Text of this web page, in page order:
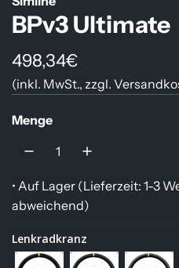
BPv3 Ultimate
R
e
g
ä
e
498,34€
(inkl. MwSt., zzgl.
Menge
• Auf Lager (Lieferzeit: 1-3
abweichend)
Lenkradkranz